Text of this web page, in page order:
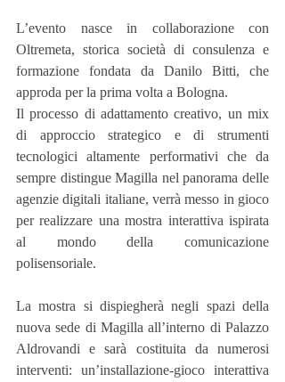
L’evento nasce in collaborazione con
Oltremeta, storica società di consulenza e
formazione fondata da Danilo Bitti, che
approda per la prima volta a Bologna.
Il processo di adattamento creativo, un mix
di approccio strategico e di strumenti
tecnologici altamente performativi che da
sempre distingue Magilla nel panorama delle
agenzie digitali italiane, verrà messo in gioco
per realizzare una mostra interattiva ispirata
al mondo della comunicazione
polisensoriale.
La mostra si dispiegherà negli spazi della
nuova sede di Magilla all’interno di Palazzo
Aldrovandi e sarà costituita da numerosi
interventi: un’installazione-gioco interattiva